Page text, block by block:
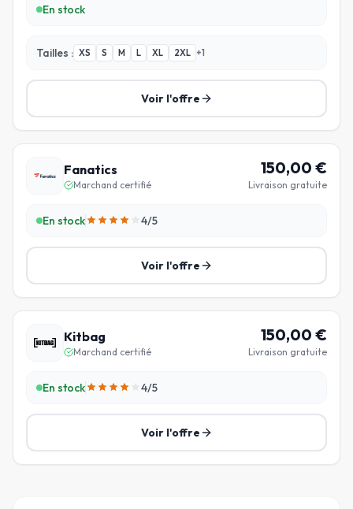
En stock
Tailles : XS S M L XL 2XL +1
Voir l'offre
Fanatics
Marchand certifié
150,00 €
Livraison gratuite
En stock 4/5
Voir l'offre
Kitbag
Marchand certifié
150,00 €
Livraison gratuite
En stock 4/5
Voir l'offre